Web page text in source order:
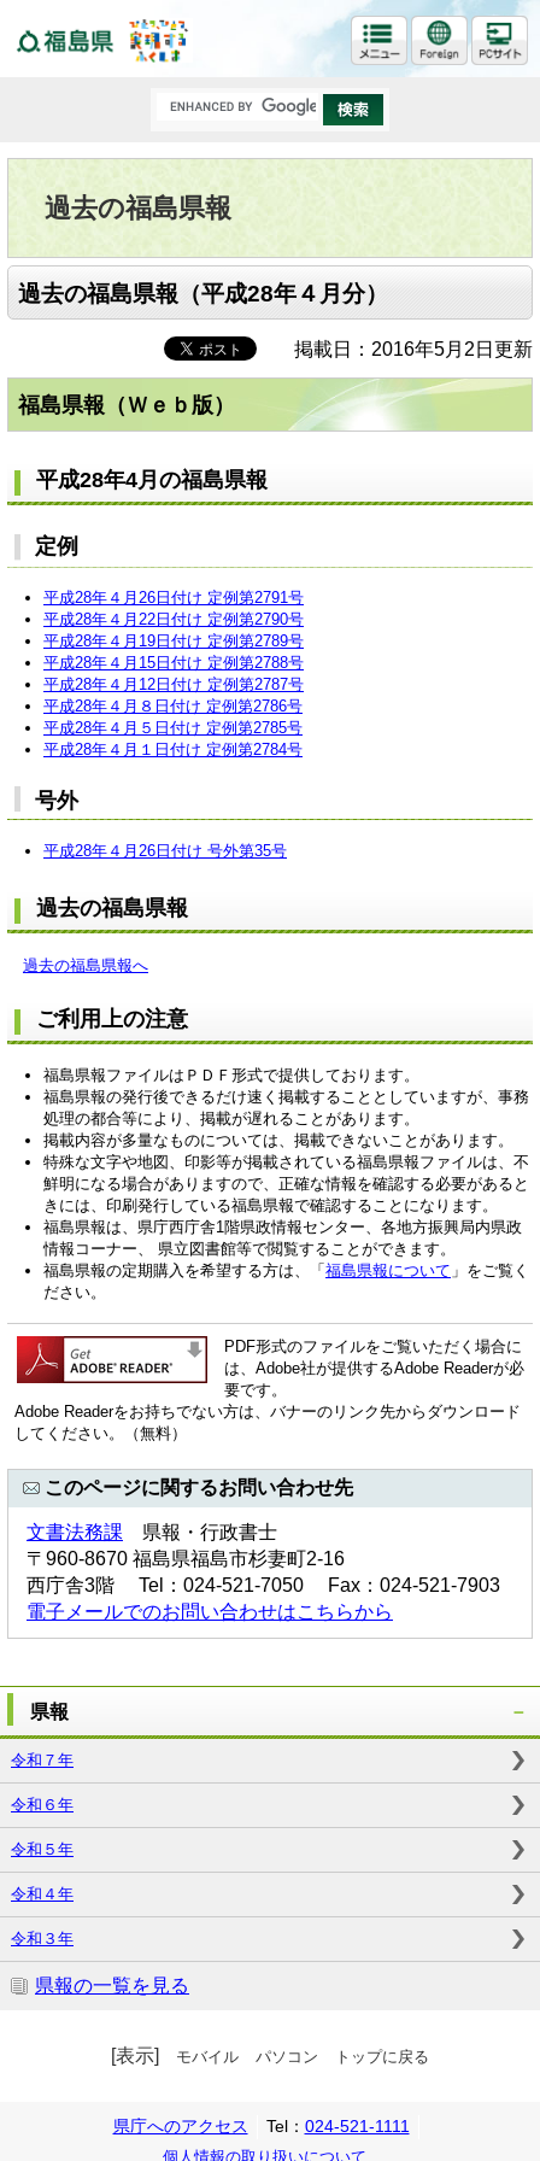
過去の福島県報
過去の福島県報（平成28年４月分）
掲載日：2016年5月2日更新
福島県報（Ｗｅｂ版）
平成28年4月の福島県報
定例
平成28年４月26日付け 定例第2791号
平成28年４月22日付け 定例第2790号
平成28年４月19日付け 定例第2789号
平成28年４月15日付け 定例第2788号
平成28年４月12日付け 定例第2787号
平成28年４月８日付け 定例第2786号
平成28年４月５日付け 定例第2785号
平成28年４月１日付け 定例第2784号
号外
平成28年４月26日付け 号外第35号
過去の福島県報
過去の福島県報へ
ご利用上の注意
福島県報ファイルはＰＤＦ形式で提供しております。
福島県報の発行後できるだけ速く掲載することとしていますが、事務
処理の都合等により、掲載が遅れることがあります。
掲載内容が多量なものについては、掲載できないことがあります。
特殊な文字や地図、印影等が掲載されている福島県報ファイルは、不
鮮明になる場合がありますので、正確な情報を確認する必要があると
きには、印刷発行している福島県報で確認することになります。
福島県報は、県庁西庁舎1階県政情報センター、各地方振興局内県政
情報コーナー、 県立図書館等で閲覧することができます。
福島県報の定期購入を希望する方は、「 福島県報について 」をご覧く
ださい。
PDF形式のファイルをご覧いただく場合に
は、Adobe社が提供するAdobe Readerが必
要です。
Adobe Readerをお持ちでない方は、バナーのリンク先からダウンロード
してください。（無料）
このページに関するお問い合わせ先
文書法務課 県報・行政書士
〒960-8670 福島県福島市杉妻町2-16
西庁舎3階 Tel：024-521-7050 Fax：024-521-7903
電子メールでのお問い合わせはこちらから
県報
令和７年
令和６年
令和５年
令和４年
令和３年
県報の一覧を見る
[表示] モバイル パソコン トップに戻る
県庁へのアクセス Tel： 024-521-1111
個人情報の取り扱いについて